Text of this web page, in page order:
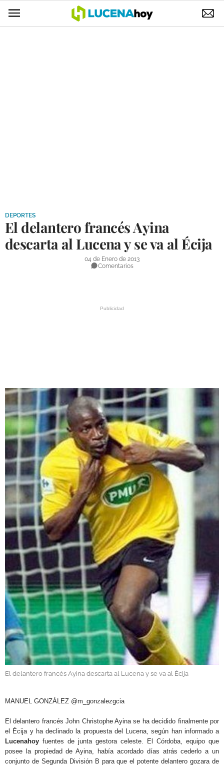
DEPORTES
SALUD
OBRAS
NECROLÓGICAS
GALERÍAS
DEPORTES
El delantero francés Ayina
descarta al Lucena y se va al Écija
04 de Enero de 2013
Comentarios
El delantero francés Ayina descarta al Lucena y se va al Écija
MANUEL GONZÁLEZ @m_gonzalezgcia
El delantero francés John Christophe Ayina se ha decidido finalmente por
el Écija y ha declinado la propuesta del Lucena, según han informado a
Lucenahoy fuentes de junta gestora celeste. El Córdoba, equipo que
posee la propiedad de Ayina, había acordado días atrás cederlo a un
conjunto de Segunda División B para que el potente delantero gozara de